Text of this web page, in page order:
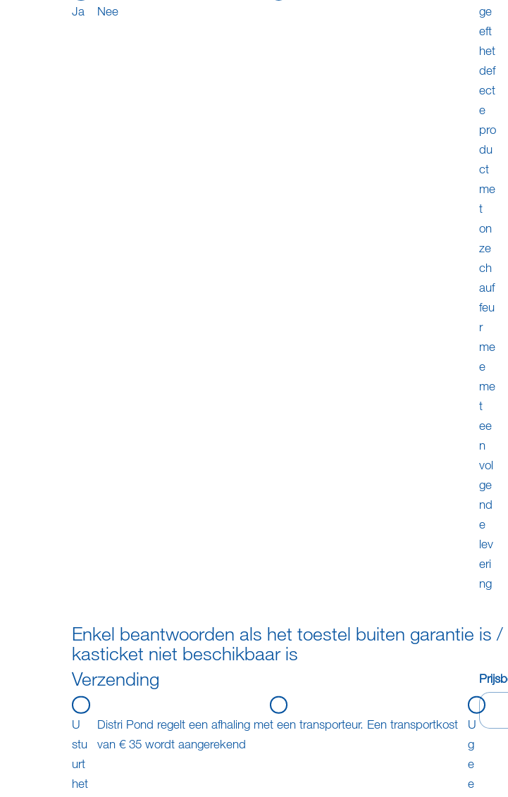
Ja Nee
ge
eft
het
def
ect
e
pro
du
ct
me
t
on
ze
ch
auf
feu
r
me
e
me
t
ee
n
vol
ge
nd
e
lev
eri
ng
Enkel beantwoorden als het toestel buiten garantie is
kasticket niet beschikbaar is
Verzending
U
stu
urt
het
Distri Pond regelt een afhaling met een transporteur. Een transportkost
van € 35 wordt aangerekend
U
g
e
e